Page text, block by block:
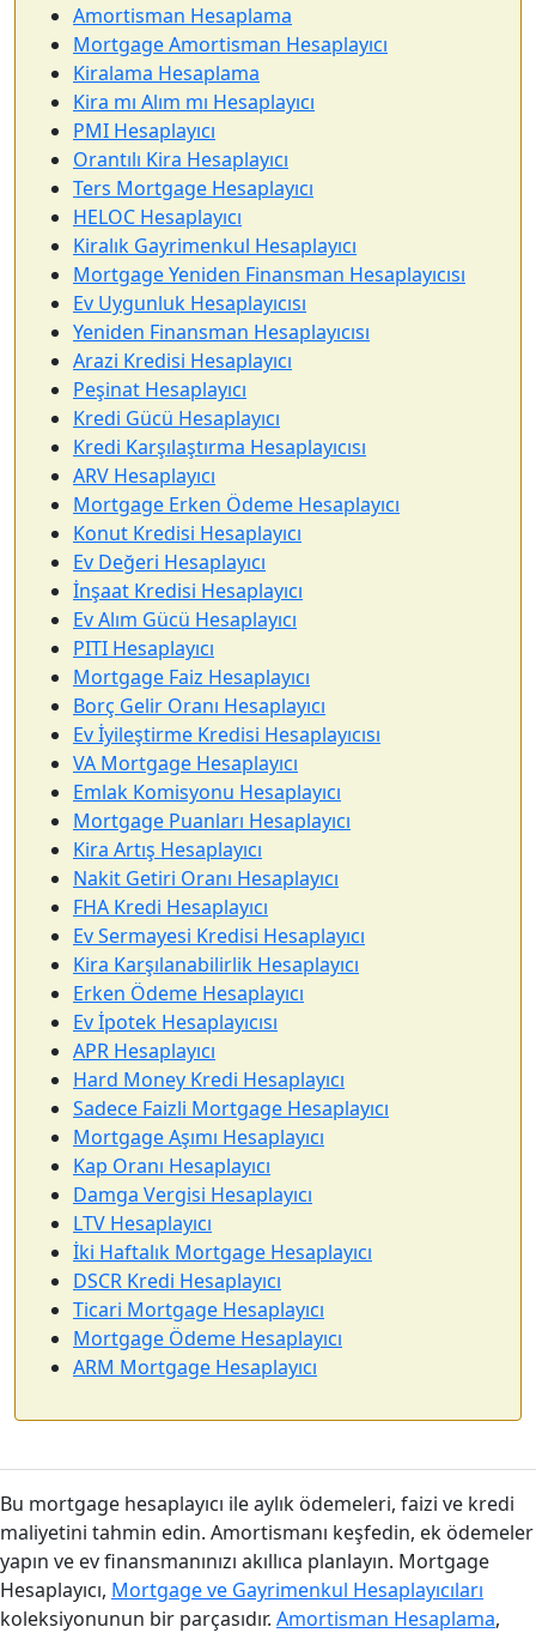
Amortisman Hesaplama
Mortgage Amortisman Hesaplayıcı
Kiralama Hesaplama
Kira mı Alım mı Hesaplayıcı
PMI Hesaplayıcı
Orantılı Kira Hesaplayıcı
Ters Mortgage Hesaplayıcı
HELOC Hesaplayıcı
Kiralık Gayrimenkul Hesaplayıcı
Mortgage Yeniden Finansman Hesaplayıcısı
Ev Uygunluk Hesaplayıcısı
Yeniden Finansman Hesaplayıcısı
Arazi Kredisi Hesaplayıcı
Peşinat Hesaplayıcı
Kredi Gücü Hesaplayıcı
Kredi Karşılaştırma Hesaplayıcısı
ARV Hesaplayıcı
Mortgage Erken Ödeme Hesaplayıcı
Konut Kredisi Hesaplayıcı
Ev Değeri Hesaplayıcı
İnşaat Kredisi Hesaplayıcı
Ev Alım Gücü Hesaplayıcı
PITI Hesaplayıcı
Mortgage Faiz Hesaplayıcı
Borç Gelir Oranı Hesaplayıcı
Ev İyileştirme Kredisi Hesaplayıcısı
VA Mortgage Hesaplayıcı
Emlak Komisyonu Hesaplayıcı
Mortgage Puanları Hesaplayıcı
Kira Artış Hesaplayıcı
Nakit Getiri Oranı Hesaplayıcı
FHA Kredi Hesaplayıcı
Ev Sermayesi Kredisi Hesaplayıcı
Kira Karşılanabilirlik Hesaplayıcı
Erken Ödeme Hesaplayıcı
Ev İpotek Hesaplayıcısı
APR Hesaplayıcı
Hard Money Kredi Hesaplayıcı
Sadece Faizli Mortgage Hesaplayıcı
Mortgage Aşımı Hesaplayıcı
Kap Oranı Hesaplayıcı
Damga Vergisi Hesaplayıcı
LTV Hesaplayıcı
İki Haftalık Mortgage Hesaplayıcı
DSCR Kredi Hesaplayıcı
Ticari Mortgage Hesaplayıcı
Mortgage Ödeme Hesaplayıcı
ARM Mortgage Hesaplayıcı
Bu mortgage hesaplayıcı ile aylık ödemeleri, faizi ve kredi
maliyetini tahmin edin. Amortismanı keşfedin, ek ödemeler
yapın ve ev finansmanınızı akıllıca planlayın. Mortgage
Hesaplayıcı, Mortgage ve Gayrimenkul Hesaplayıcıları
koleksiyonunun bir parçasıdır. Amortisman Hesaplama,